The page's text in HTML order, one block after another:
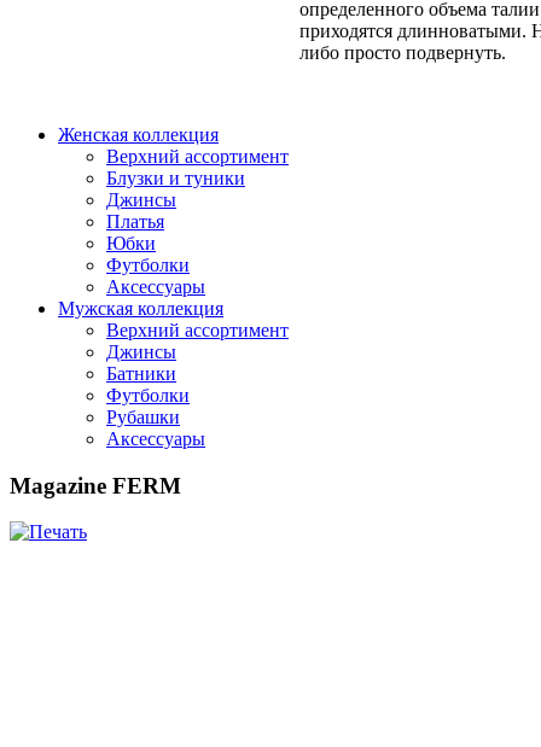
определенного объема
приходятся длинноватыми.
либо просто подвернуть.
Женская коллекция
Верхний ассортимент
Блузки и туники
Джинсы
Платья
Юбки
Футболки
Аксессуары
Мужская коллекция
Верхний ассортимент
Джинсы
Батники
Футболки
Рубашки
Аксессуары
Magazine FERM